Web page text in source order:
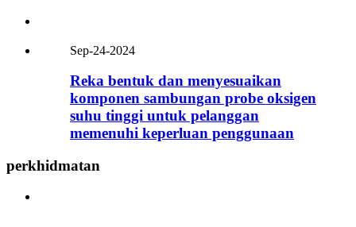
Sep-24-2024
Reka bentuk dan menyesuaikan
komponen sambungan probe oksigen
suhu tinggi untuk pelanggan
memenuhi keperluan penggunaan
perkhidmatan